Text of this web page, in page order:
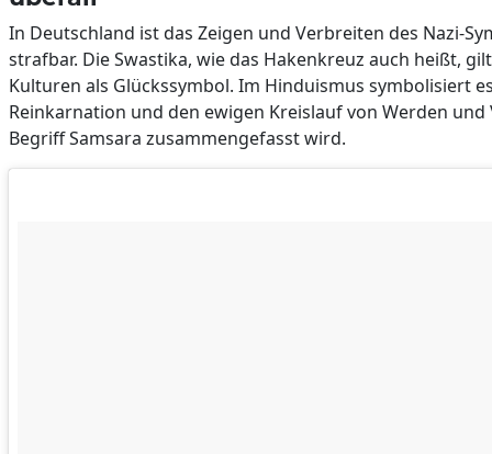
In Deutschland ist das Zeigen und Verbreiten des Nazi-
strafbar. Die Swastika, wie das Hakenkreuz auch heißt,
Kulturen als Glückssymbol. Im Hinduismus symbolisiert
Reinkarnation und den ewigen Kreislauf von Werden
Begriff Samsara zusammengefasst wird.